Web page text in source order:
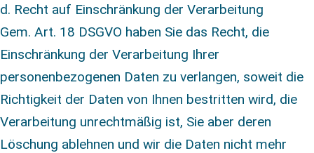
d. Recht auf Einschränkung der Verarbeitung
Gem. Art. 18 DSGVO haben Sie das Recht, die
Einschränkung der Verarbeitung Ihrer
personenbezogenen Daten zu verlangen, soweit die
Richtigkeit der Daten von Ihnen bestritten wird, die
Verarbeitung unrechtmäßig ist, Sie aber deren
Löschung ablehnen und wir die Daten nicht mehr